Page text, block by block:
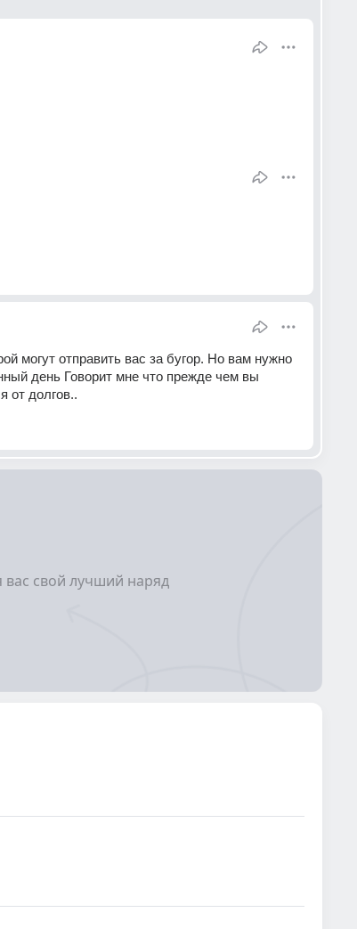
могут отправить вас за бугор. Но вам нужно
день Говорит мне что прежде чем вы
от долгов..